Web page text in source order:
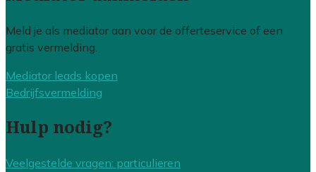
Meld je als mediator aan voor de offerteservice of een
gratis vermelding.
Mediator leads kopen
Bedrijfsvermelding
Hulp nodig?
Veelgestelde vragen: particulieren